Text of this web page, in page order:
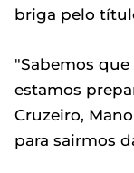
briga pelo
"Sabemos
estamos
Cruzeiro,
para sairmos